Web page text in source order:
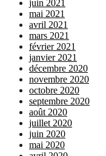
juin 2021
mai 2021
avril 2021
mars 2021
février 2021
janvier 2021
décembre 2020
novembre 2020
octobre 2020
septembre 2020
août 2020
juillet 2020
juin 2020
mai 2020